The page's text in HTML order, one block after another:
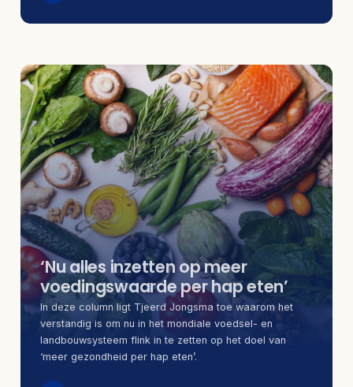
‘Nu alles inzetten op meer
voedingswaarde per hap eten’
In deze column ligt Tjeerd Jongsma toe waarom het
verstandig is om nu in het mondiale voedsel- en
landbouwsysteem flink in te zetten op het doel van
‘meer gezondheid per hap eten’.